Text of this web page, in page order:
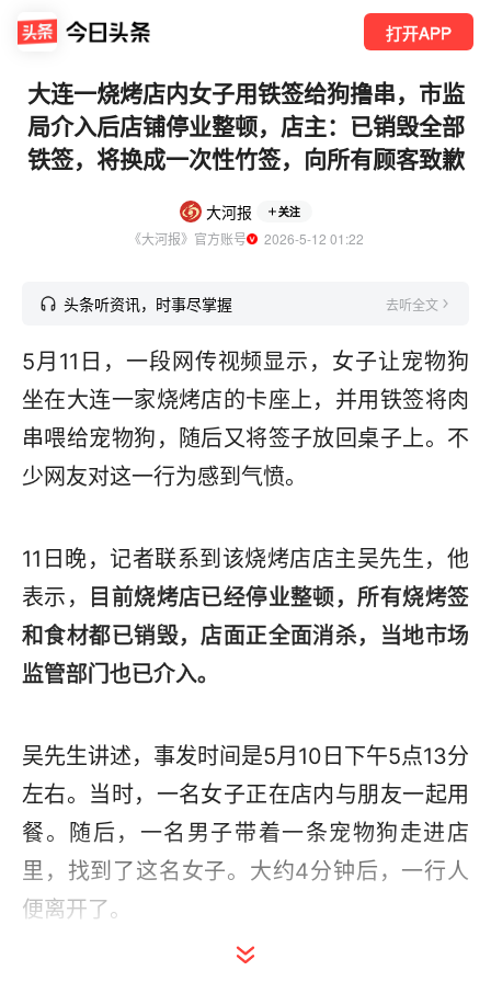
打开APP
大连一烧烤店内女子用铁签给狗撸串，市监
局介入后店铺停业整顿，店主：已销毁全部
铁签，将换成一次性竹签，向所有顾客致歉
大河报 关注
《大河报》官方账号
  2026-5-12 01:22
头条听资讯，时事尽掌握 去听全文
5月11日，一段网传视频显示，女子让宠物狗
坐在大连一家烧烤店的卡座上，并用铁签将肉
串喂给宠物狗，随后又将签子放回桌子上。不
少网友对这一行为感到气愤。
11日晚，记者联系到该烧烤店店主吴先生，他
表示，
目前烧烤店已经停业整顿，所有烧烤签
和食材都已销毁，店面正全面消杀，当地市场
监管部门也已介入。
吴先生讲述，事发时间是5月10日下午5点13分
左右。当时，一名女子正在店内与朋友一起用
餐。随后，一名男子带着一条宠物狗走进店
里，找到了这名女子。大约4分钟后，一行人
便离开了。